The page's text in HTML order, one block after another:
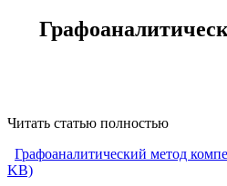
Читать статью полностью
Графоаналитический метод
KB)